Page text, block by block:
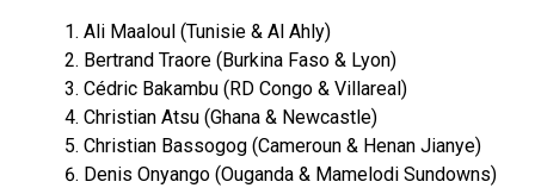
Ali Maaloul (Tunisie & Al Ahly)
Bertrand Traore (Burkina Faso & Lyon)
Cédric Bakambu (RD Congo & Villareal)
Christian Atsu (Ghana & Newcastle)
Christian Bassogog (Cameroun & Henan Jianye)
Denis Onyango (Ouganda & Mamelodi Sundowns)